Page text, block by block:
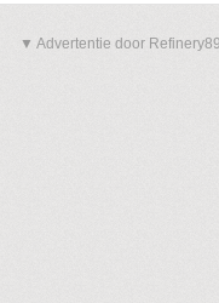
▼ Advertentie door Refinery89